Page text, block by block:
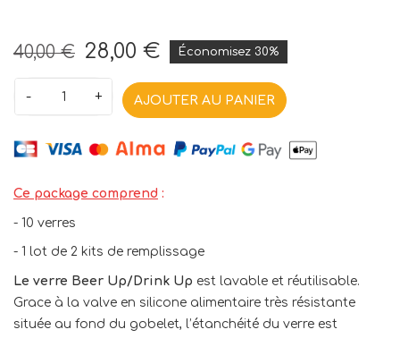
40,00 € 28,00 € Économisez 30%
- + AJOUTER AU PANIER
Ce package comprend :
- 10 verres
- 1 lot de 2 kits de remplissage
Le verre Beer Up/Drink Up est lavable et réutilisable.
Grace à la valve en silicone alimentaire très résistante
située au fond du gobelet, l’étanchéité du verre est